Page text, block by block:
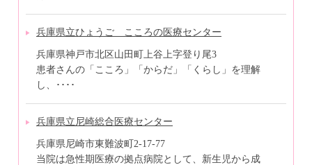
兵庫県立ひょうご こころの医療センター
兵庫県神戸市北区山田町上谷上字登り尾3
患者さんの「こころ」「からだ」「くらし」を理解
し、････
兵庫県立尼崎総合医療センター
兵庫県尼崎市東難波町2-17-77
当院は急性期医療の拠点病院として、新生児から成